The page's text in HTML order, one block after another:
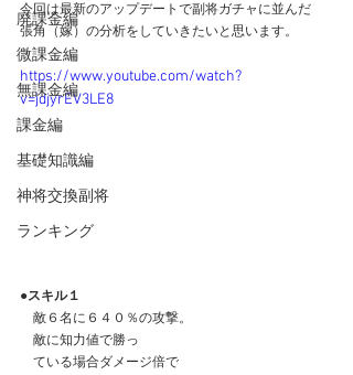
廃課金編
微課金編
無課金編
課金編
基礎知識編
神将交換副将
ランキング
今回は最新のアップデートで副将ガチャに並んだ
張角（嫁）の分析をしていきたいと思います。
https://www.youtube.com/watch?
v=jdjyrEV3LE8
●スキル１
敵６名に６４０％の攻撃。
敵に知力値で勝っ
    ている場合ダメージ倍で